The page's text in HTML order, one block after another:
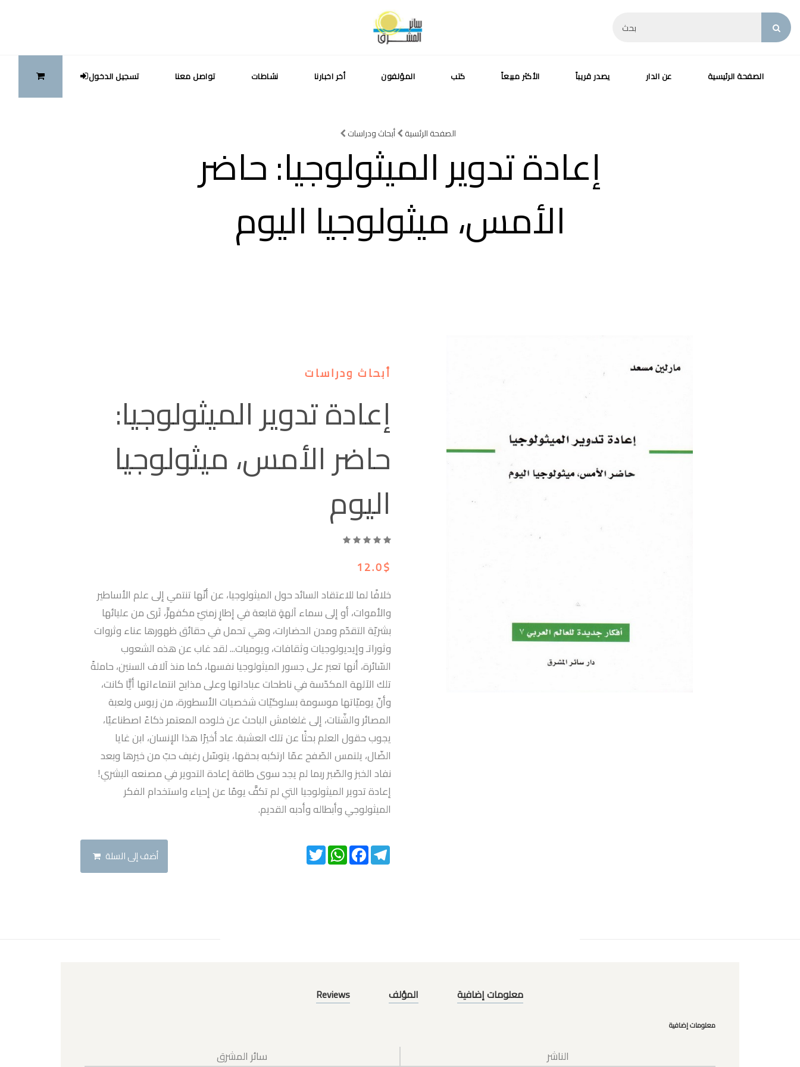
الصفحة الرئيسية عن الدار يصدر قريباً الأكثر مبيعاً كتب المؤلفون أخر اخبارنا نشاطات تواصل معنا تسجيل الدخول
الصفحة الرئسية أبحاث ودراسات
إعادة تدوير الميثولوجيا: حاضر
الأمس، ميثولوجيا اليوم
أبحاث ودراسات
إعادة تدوير الميثولوجيا:
حاضر الأمس، ميثولوجيا
اليوم
12.0$
خلافًا لما للاعتقاد السائد حول الميثولوجيا، عن أنّها تنتمي إلى علم الأساطير
والأموات، أو إلى سماء آلهةٍ قابعة في إطارٍ زمنيّ مكفهرٍّ، تَرى من عليائها
بشريّة التقدّم ومدن الحضارات، وهي تحمل في حقائق ظهورها عناء وثروات
وثوراتـ وإيديولوجيات وثقافات، ويوميات... لقد غاب عن هذه الشعوب
السّائرة، أنها تعبر على جسور الميثولوجيا نفسها، كما منذ آلاف السنين، حاملةً
تلك الآلهة المكدّسة في ناطحات عباداتها وعلى مذابح انتماءاتها أيًّا كانت،
وأنّ يوميّاتها موسومة بسلوكيّات شخصيات الأسطورة، من زيوس ولعبة
المصائر والشّتات، إلى غلغامش الباحث عن خلوده المعتمر ذكاءً اصطناعيًا،
يجوب حقول العلم بحثًا عن تلك العشبة. عاد أخيرًا هذا الإنسان، ابن غايا
الضّال، يلتمس الصّفح عمّا ارتكبه بحقها، يتوسّل رغيف حبّ من خيرها وبعد
نفاد الخبز والصّبر ربما لم يجد سوى طاقة إعادة التدوير في مصنعه البشري!
إعادة تدوير الميثولوجيا التي لم تكفَّ يومًا عن إحياء واستخدام الفكر
الميثولوجي وأبطاله وأدبه القديم.
أضف إلى السلة Twitter
WhatsAppFacebookTelegram
معلومات إضافية المؤلف Reviews
معلومات إضافية
الناشر
سائر المشرق